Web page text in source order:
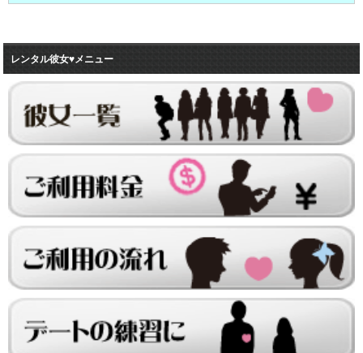
レンタル彼女と0回のオンラインデートがありました。
6/22～6/28
レンタル彼女と22回の通常デートがありました。
レンタル彼女と0回のオンラインデートがありました。
6/15～6/21
レンタル彼女と20回の通常デートがありました。
レンタル彼女と0回のオンラインデートがありました。
レンタル彼女と23回の通常デートがありました。
レンタル彼女と0回のオンラインデートがありました。
レンタル彼女と1回のオンラインデートがありました。
5/25～5/31
レンタル彼女と24回の通常デートがありました。
レンタル彼女と0回のオンラインデートがありました。
レンタル彼女と21回の通常デートがありました。
レンタル彼女と0回のオンラインデートがありました。
レンタル彼女♥メニュー